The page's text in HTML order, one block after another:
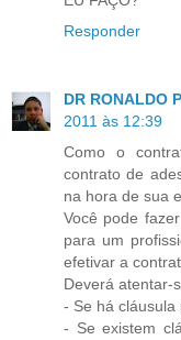
Responder
DR RONALDO
2011 às 12:39
Como o
contrato de
na hora de sua
Você pode
para um
efetivar a
Deverá atentar-
- Se há cláusula
- Se existem